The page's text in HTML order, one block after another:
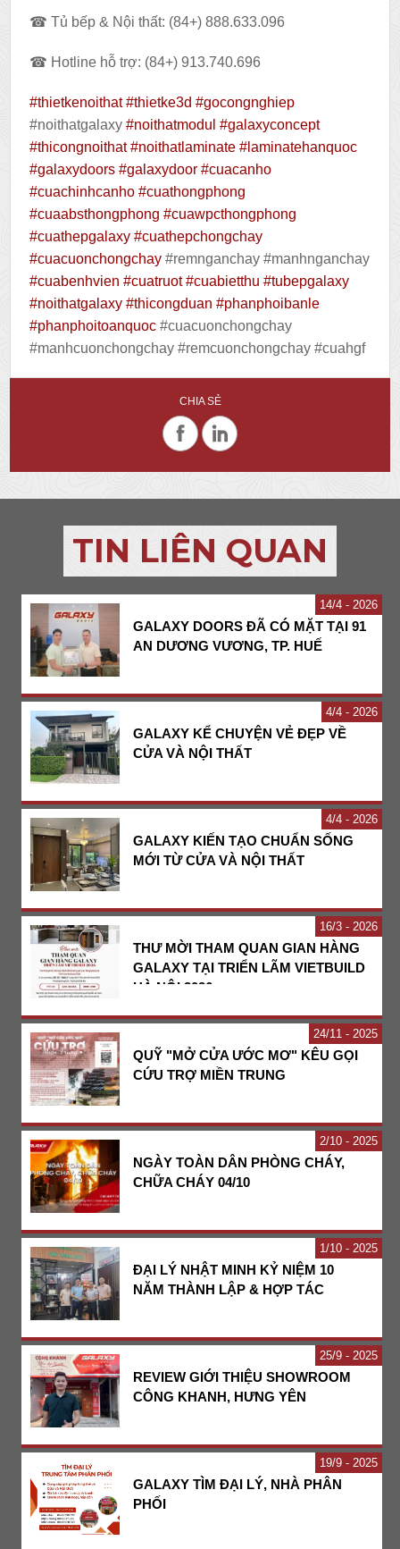
☎ Tủ bếp & Nội thất: (84+) 888.633.096
☎ Hotline hỗ trợ: (84+) 913.740.696
#thietkenoithat #thietke3d #gocongnghiep
#noithatgalaxy#noithatmodul #galaxyconcept
#thicongnoithat #noithatlaminate #laminatehanquoc
#galaxydoors #galaxydoor #cuacanho
#cuachinhcanho #cuathongphong
#cuaabsthongphong #cuawpcthongphong
#cuathepgalaxy #cuathepchongchay
#cuacuonchongchay #remnganchay #manhnganchay
#cuabenhvien #cuatruot #cuabietthu #tubepgalaxy
#noithatgalaxy #thicongduan #phanphoibanle
#phanphoitoanquoc #cuacuonchongchay
#manhcuonchongchay #remcuonchongchay #cuahgf
CHIA SẺ
TIN LIÊN QUAN
14 4 - 2026
GALAXY DOORS ĐÃ CÓ MẶT TẠI 91
AN DƯƠNG VƯƠNG, TP. HUẾ
4 4 - 2026
GALAXY KỂ CHUYỆN VẺ ĐẸP VỀ
CỬA VÀ NỘI THẤT
4 4 - 2026
GALAXY KIẾN TẠO CHUẨN SỐNG
MỚI TỪ CỬA VÀ NỘI THẤT
16 3 - 2026
THƯ MỜI THAM QUAN GIAN HÀNG
GALAXY TẠI TRIỂN LÃM VIETBUILD
HÀ NỘI 2026
24 11 - 2025
QUỸ "MỞ CỬA ƯỚC MƠ" KÊU GỌI
CỨU TRỢ MIỀN TRUNG
2 10 - 2025
NGÀY TOÀN DÂN PHÒNG CHÁY,
CHỮA CHÁY 04/10
1 10 - 2025
ĐẠI LÝ NHẬT MINH KỶ NIỆM 10
NĂM THÀNH LẬP & HỢP TÁC
25 9 - 2025
REVIEW GIỚI THIỆU SHOWROOM
CÔNG KHANH, HƯNG YÊN
19 9 - 2025
GALAXY TÌM ĐẠI LÝ, NHÀ PHÂN
PHỐI